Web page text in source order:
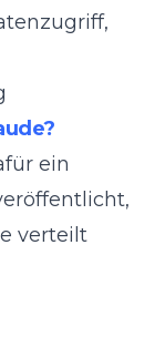
ein
verteilt